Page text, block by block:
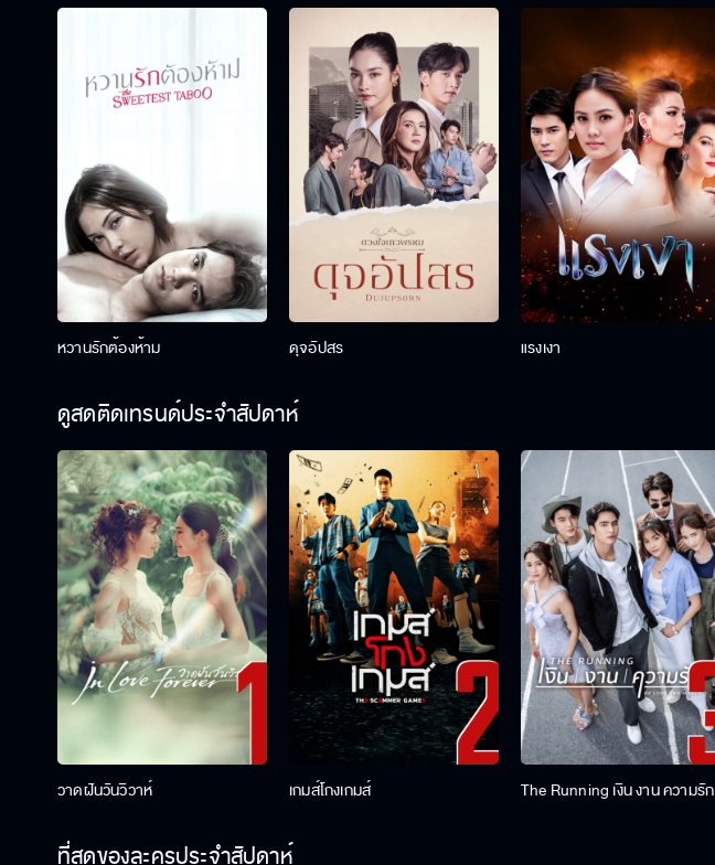
หวานรักต้องห้าม ดุจอัปสร แรงเงา
ดูสดติดเทรนด์ประจำสัปดาห์
วาดฝันวันวิวาห์ เกมส์โกงเกมส์ The Running เงิน งาน ความรัก
ที่สุดของละครประจำสัปดาห์